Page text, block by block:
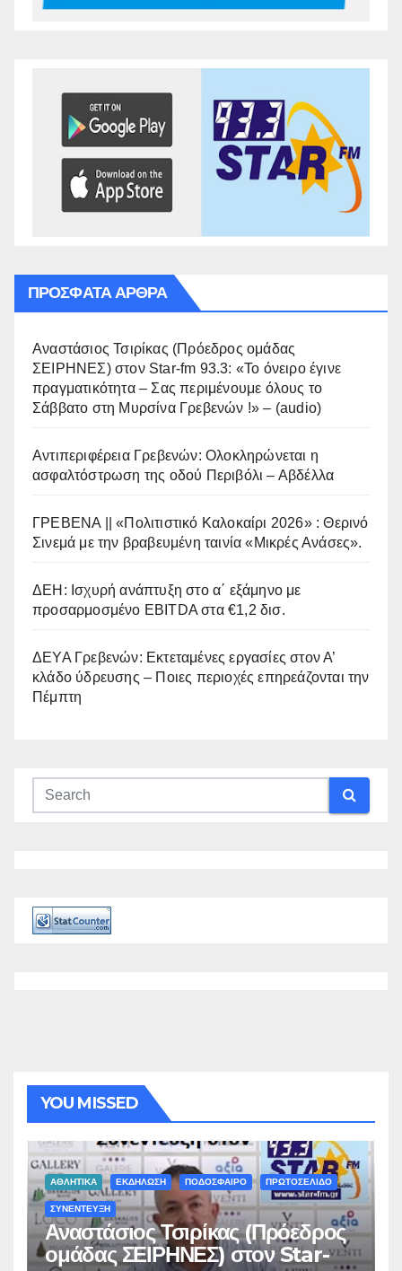
ΠΡΌΣΦΑΤΑ ΆΡΘΡΑ
Αναστάσιος Τσιρίκας (Πρόεδρος ομάδας
ΣΕΙΡΗΝΕΣ) στον Star-fm 93.3: «Το όνειρο έγινε
πραγματικότητα – Σας περιμένουμε όλους το
Σάββατο στη Μυρσίνα Γρεβενών !» – (audio)
Αντιπεριφέρεια Γρεβενών: Ολοκληρώνεται η
ασφαλτόστρωση της οδού Περιβόλι – Αβδέλλα
ΓΡΕΒΕΝΑ || «Πολιτιστικό Καλοκαίρι 2026» : Θερινό
Σινεμά με την βραβευμένη ταινία «Μικρές Ανάσες».
ΔΕΗ: Ισχυρή ανάπτυξη στο α΄ εξάμηνο με
προσαρμοσμένο EBITDA στα €1,2 δισ.
ΔΕΥΑ Γρεβενών: Εκτεταμένες εργασίες στον Α’
κλάδο ύδρευσης – Ποιες περιοχές επηρεάζονται την
Πέμπτη
YOU MISSED
ΑΘΛΗΤΙΚΑ ΕΚΔΗΛΩΣΗ ΠΟΔΟΣΦΑΙΡΟ ΠΡΩΤΟΣΕΛΙΔΟ
ΣΥΝΕΝΤΕΥΞΗ
Αναστάσιος Τσιρίκας (Πρόεδρος
ομάδας ΣΕΙΡΗΝΕΣ) στον Star-